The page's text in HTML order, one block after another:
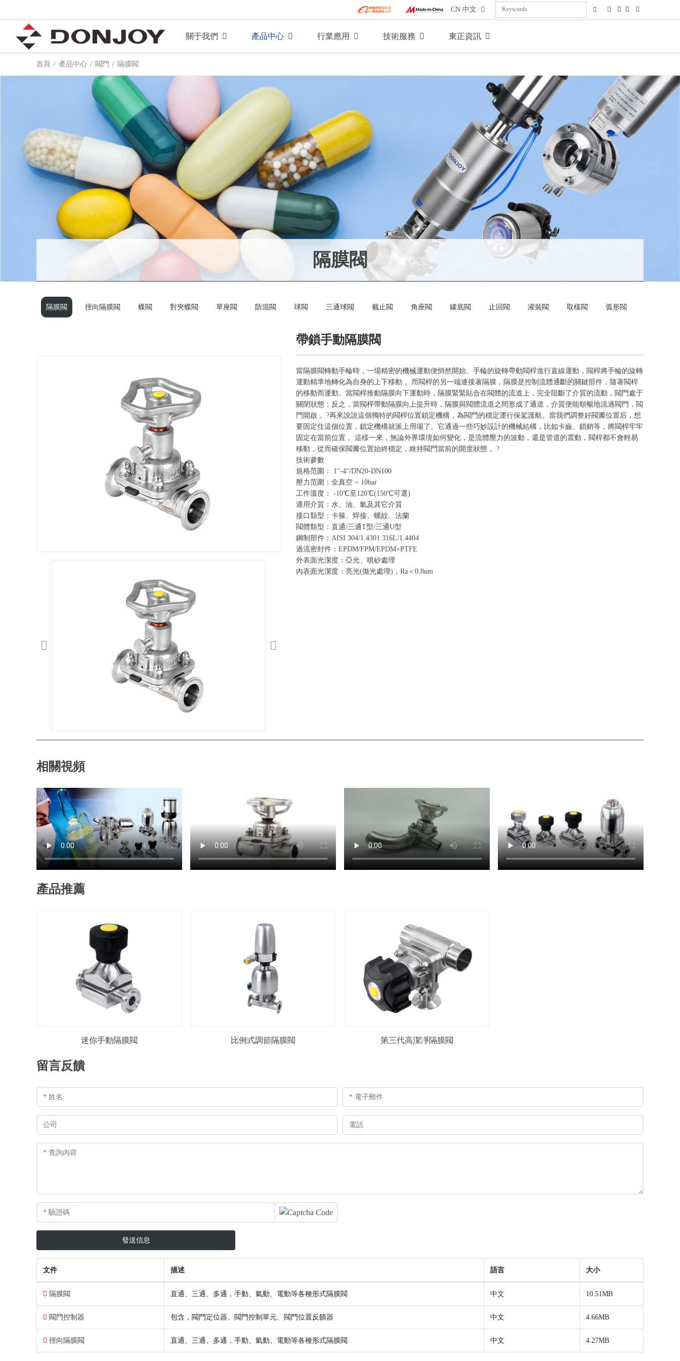
CN 中文
關于我們 產品中心 行業應用 技術服務 東正資訊
首頁 產品中心 閥門 隔膜閥
隔膜閥
隔膜閥 徑向隔膜閥 蝶閥 對夾蝶閥 單座閥 防混閥 球閥 三通球閥 截止閥 角座閥 罐底閥 止回閥 灌裝閥 取樣閥 弧形閥
帶鎖手動隔膜閥
當隔膜閥轉動手輪時，一場精密的機械運動便悄然開始。手輪的旋轉帶動閥桿進行直線運動，閥桿將手輪的旋轉
運動精準地轉化為自身的上下移動 。而閥桿的另一端連接著隔膜，隔膜是控制流體通斷的關鍵部件，隨著閥桿
的移動而運動。當閥桿推動隔膜向下運動時，隔膜緊緊貼合在閥體的流道上，完全阻斷了介質的流動，閥門處于
關閉狀態；反之，當閥桿帶動隔膜向上提升時，隔膜與閥體流道之間形成了通道，介質便能順暢地流過閥門，閥
門開啟 。?再來說說這個獨特的閥桿位置鎖定機構，為閥門的穩定運行保駕護航。當我們調整好閥瓣位置后，想
要固定住這個位置，鎖定機構就派上用場了。它通過一些巧妙設計的機械結構，比如卡齒、鎖銷等，將閥桿牢牢
固定在當前位置 。這樣一來，無論外界環境如何變化，是流體壓力的波動，還是管道的震動，閥桿都不會輕易
移動，從而確保閥瓣位置始終穩定，維持閥門當前的開度狀態 。?
技術參數
規格范圍： 1"-4"/DN20-DN100
壓力范圍：全真空 ~ 10bar
工作溫度： -10℃至120℃(150℃可選)
適用介質：水、油、氣及其它介質
接口類型：卡箍、焊接、螺紋、法蘭
閥體類型：直通/三通T型/三通U型
鋼制部件：AISI 304/1.4301 316L/1.4404
過流密封件：EPDM/FPM/EPDM+PTFE
外表面光潔度：亞光、噴砂處理
內表面光潔度：亮光(拋光處理)，Ra＜0.8um
相關視頻
產品推薦
迷你手動隔膜閥 比例式調節隔膜閥 第三代高潔凈隔膜閥
留言反饋
發送信息
文件 描述 語言 大小
隔膜閥 直通、三通、多通，手動、氣動、電動等各種形式隔膜閥 中文 10.51MB
閥門控制器 包含，閥門定位器、閥門控制單元、閥門位置反饋器 中文 4.66MB
徑向隔膜閥 直通、三通、多通，手動、氣動、電動等各種形式隔膜閥 中文 4.27MB